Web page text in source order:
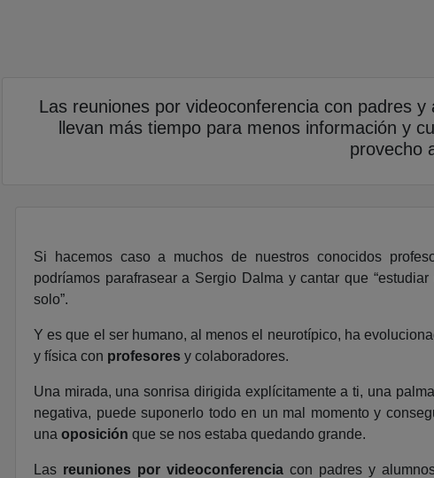
Las reuniones por videoconferencia con padres
llevan más tiempo para menos información y
provecho
Si hacemos caso a muchos de nuestros conocidos
podríamos parafrasear a Sergio Dalma y cantar que
solo”.
Y es que el ser humano, al menos el neurotípico, ha
y física con profesores y colaboradores.
Una mirada, una sonrisa dirigida explícitamente a ti, una
negativa, puede suponerlo todo en un mal momento y
una oposición que se nos estaba quedando grande.
Las reuniones por videoconferencia con padres y